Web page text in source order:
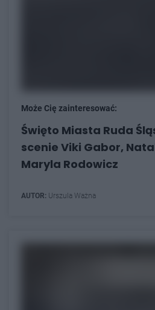
Może Cię zainteresować:
Święto Miasta Ruda
scenie Viki Gabor,
Maryla Rodowicz
AUTOR: Urszula Ważna